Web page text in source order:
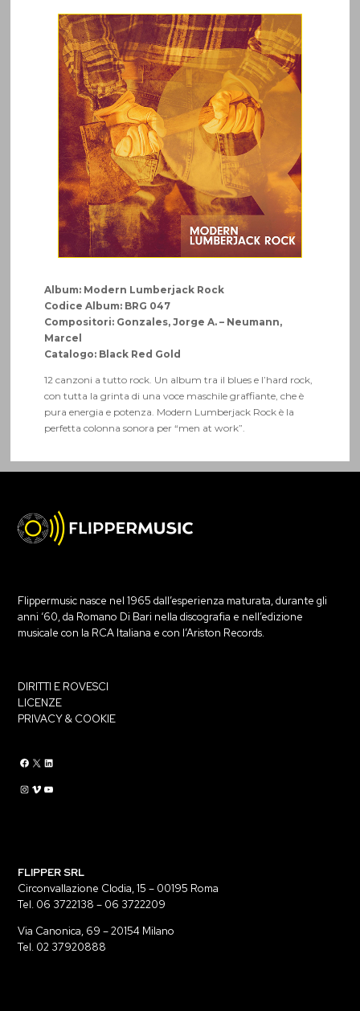
Album: Modern Lumberjack Rock
Codice Album: BRG 047
Compositori: Gonzales, Jorge A. – Neumann,
Marcel
Catalogo: Black Red Gold
12 canzoni a tutto rock. Un album tra il blues e l’hard rock,
con tutta la grinta di una voce maschile graffiante, che è
pura energia e potenza. Modern Lumberjack Rock è la
perfetta colonna sonora per “men at work”.
Flippermusic nasce nel 1965 dall’esperienza maturata, durante gli
anni ‘60, da Romano Di Bari nella discografia e nell’edizione
musicale con la RCA Italiana e con l’Ariston Records.
DIRITTI E ROVESCI
LICENZE
PRIVACY & COOKIE
Flippermusic Facebook Flippermusic Twitter
Flippermusic Linkedin
Flippermusic Instagram Flippermusic Vimeo flippermusic YouTube
FLIPPER SRL
Circonvallazione Clodia, 15 – 00195 Roma
Tel. 06 3722138 – 06 3722209
Via Canonica, 69 – 20154 Milano
Tel. 02 37920888